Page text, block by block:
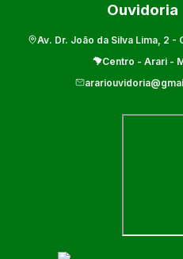
Ouvidoria
Av. Dr. João da Silva Lima, 2 -
Centro - Arari -